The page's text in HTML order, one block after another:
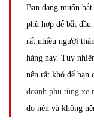
Bạn đang muốn
phù hợp để bắt
rất nhiều người
hàng này. Tuy
nên rất khó để bạn
doanh phụ tùng xe
do nên và không